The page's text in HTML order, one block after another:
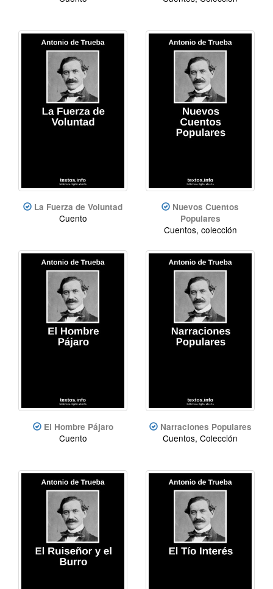
La Fuerza de Voluntad
Cuento
Nuevos Cuentos
Populares
Cuentos, colección
El Hombre Pájaro
Cuento
Narraciones Populares
Cuentos, Colección